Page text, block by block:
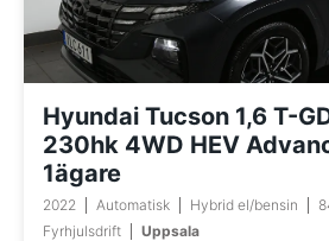
Hyundai Tucson 1,6 T-
230hk 4WD HEV
1ägare
2022 Automatisk Hybrid el/bensin
Fyrhjulsdrift
Uppsala